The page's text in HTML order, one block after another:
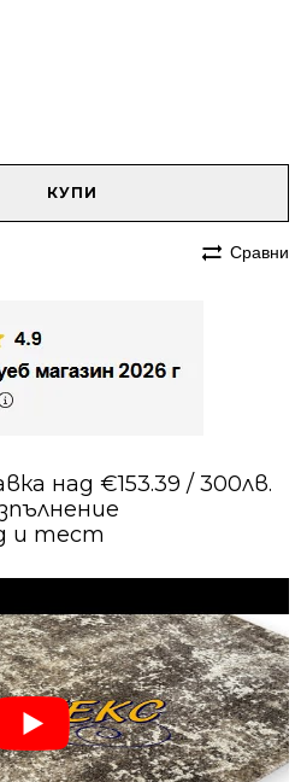
КУПИ
Сравни
над €153.39 / 300лв.
и тест